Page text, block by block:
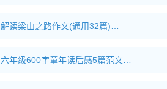
解读梁山之路作文(通用32篇)…
六年级600字童年读后感5篇范文…